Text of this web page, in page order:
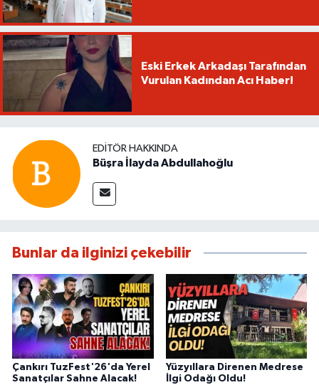
Eski Erkek Arkadaşı Tarafından
Vurulan Kadından Acı Haber!
EDITÖR HAKKINDA
Büşra İlayda Abdullahoğlu
Bunlar da ilginizi çekebilir
Çankırı TuzFest'26'da Yerel
Sanatçılar Sahne Alacak!
Yüzyıllara Direnen Medrese
İlgi Odağı Oldu!